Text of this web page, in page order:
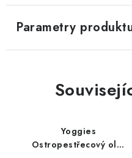
Parametry
Yoggies
Ostropestřecový olej